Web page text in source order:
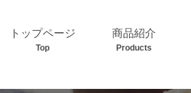
トップページ
Top
商品紹介
Products